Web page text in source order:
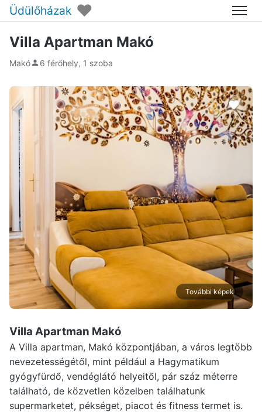
Üdülőházak ♥ Menü
Villa Apartman Makó
Makó 6 férőhely, 1 szoba
További képek
Villa Apartman Makó
A Villa apartman, Makó központjában, a város legtöbb
nevezetességétől, mint például a Hagymatikum
gyógyfürdő, vendéglátó helyeitől, pár száz méterre
található, de közvetlen közelben találhatunk
supermarketet, pékséget, piacot és fitness termet is.